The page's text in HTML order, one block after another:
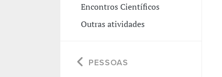
Encontros Científicos
Outras atividades
PESSOAS